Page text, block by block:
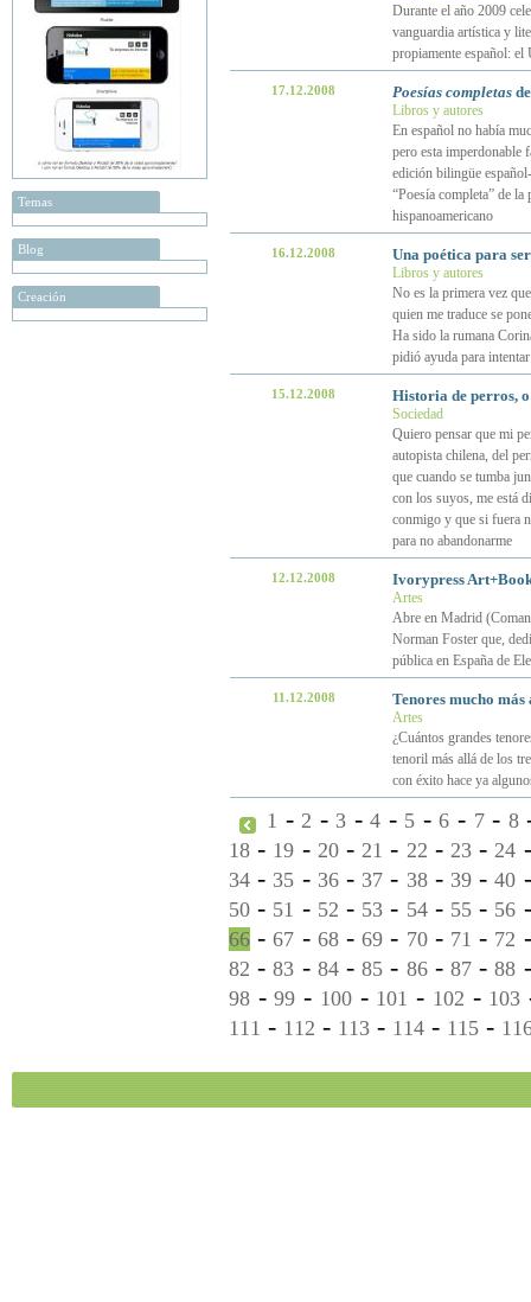
Temas
Blog
Creación
Durante el año 2009
vanguardia artística y
propiamente español: el
17.12.2008 Poesías completas
Libros y autores
En español no había
pero esta imperdonable
edición bilingüe
“Poesía completa” de
hispanoamericano
16.12.2008 Una poética para
Libros y autores
No es la primera vez
quien me traduce se
Ha sido la rumana
pidió ayuda para
15.12.2008 Historia de perros,
Sociedad
Quiero pensar que mi
autopista chilena, del
que cuando se tumba
con los suyos, me está
conmigo y que si fuera
para no abandonarme
12.12.2008 Ivorypress
Artes
Abre en Madrid
Norman Foster que,
pública en España de
11.12.2008 Tenores mucho más
Artes
¿Cuántos grandes
tenoril más allá de los
con éxito hace ya
1 -2 - 3 -4 - 5 -6 - 7- 8
18 - 19 - 20-21 - 22 - 23-24
34 - 35 - 36- 37 - 38- 39-40
50 - 51 - 52 - 53 - 54- 55- 56
66 -67 - 68-69 - 70- 71 - 72
82 -83 - 84-85 - 86- 87-88
98 -99 - 100- 101 - 102 - 103
111 - 112 - 113 - 114 - 115 -